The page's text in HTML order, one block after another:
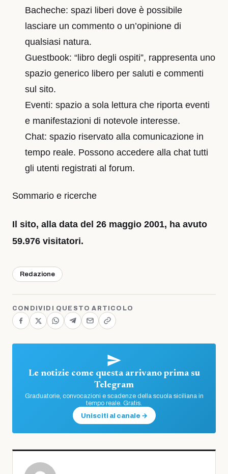
Bacheche: spazi liberi dove è possibile
lasciare un commento o un’opinione di
qualsiasi natura.
Guestbook: “libro degli ospiti”, rappresenta uno
spazio generico libero per saluti e commenti
sul sito.
Eventi: spazio a sola lettura che riporta eventi
e manifestazioni di notevole interesse.
Chat: spazio riservato alla comunicazione in
tempo reale. Possono accedere alla chat tutti
gli utenti registrati al forum.
Sommario e ricerche
Il sito, alla data del 26 maggio 2001, ha avuto
59.976 visitatori.
Redazione
CONDIVIDI QUESTO ARTICOLO
Le notizie come questa arrivano prima su
Telegram
Graduatorie, convocazioni e scadenze della scuola siciliana in
tempo reale. Gratis.
Unisciti al canale →